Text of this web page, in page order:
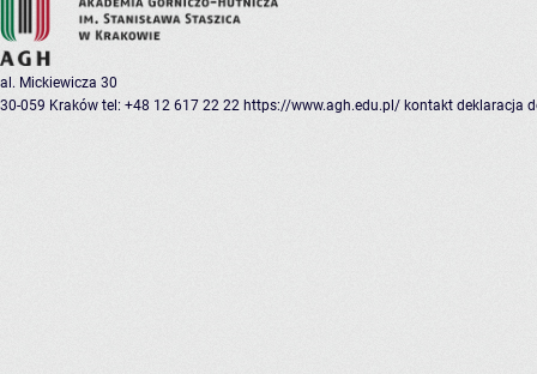
al. Mickiewicza 30
30-059 Kraków tel: +48 12 617 22 22 https://www.agh.edu.pl/ kontakt deklaracja